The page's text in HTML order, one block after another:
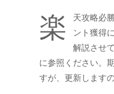
楽
天攻略必
ント獲得
解説させ
に参照ください。
すが、更新しますの